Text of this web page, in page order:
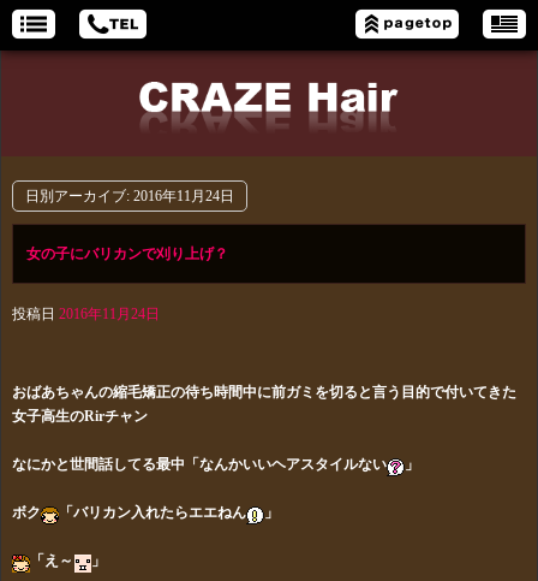
日別アーカイブ: 2016年11月24日
女の子にバリカンで刈り上げ？
投稿日 2016年11月24日
おばあちゃんの縮毛矯正の待ち時間中に前ガミを切ると言う目的で付いてきた
女子高生のRirチャン
なにかと世間話してる最中「なんかいいヘアスタイルない 」
ボク 「バリカン入れたらエエねん 」
「え～ 」